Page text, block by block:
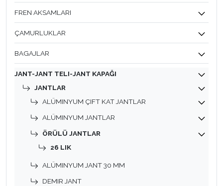
FREN AKSAMLARI
ÇAMURLUKLAR
BAGAJLAR
JANT-JANT TELI-JANT KAPAĞI
JANTLAR
ALÜMINYUM ÇIFT KAT JANTLAR
ALÜMINYUM JANTLAR
ÖRÜLÜ JANTLAR
26 LIK
ALÜMINYUM JANT 30 MM
DEMIR JANT